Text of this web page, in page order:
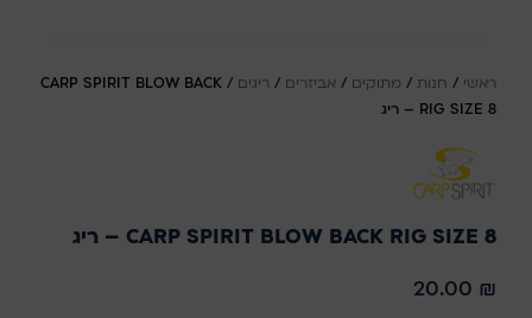
ראשי / חנות / מתוקים / אביזרים / ריגים /
CARP SPIRIT BLOW BACK
RIG SIZE 8 – ריג
CARP SPIRIT BLOW BACK RIG SIZE 8 – ריג
20.00 ₪